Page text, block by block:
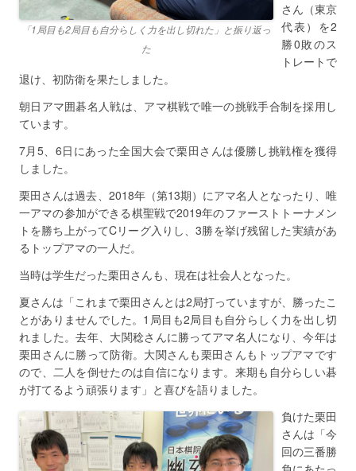
「1局目も2局目も自分らしく力を出し切れた」と振り返っ
た
さん（東京
代表）を2
勝0敗のス
トレートで
退け、初防衛を果たしました。
朝日アマ囲碁名人戦は、アマ棋戦で唯一の挑戦手合制を採用し
ています。
7月5、6日にあった全国大会で栗田さんは優勝し挑戦権を獲得
しました。
栗田さんは過去、2018年（第13期）にアマ名人となったり、唯
一アマの参加ができる棋聖戦で2019年のファーストトーナメン
トを勝ち上がってCリーグ入りし、3勝を挙げ残留した実績があ
るトップアマの一人だ。
当時は学生だった栗田さんも、現在は社会人となった。
夏さんは「これまで栗田さんとは2局打っていますが、勝ったこ
とがありませんでした。1局目も2局目も自分らしく力を出し切
れました。去年、大関稔さんに勝ってアマ名人になり、今年は
栗田さんに勝って防衛。大関さんも栗田さんもトップアマです
ので、二人を倒せたのは自信になります。来期も自分らしい碁
が打てるよう頑張ります」と喜びを語りました。
負けた栗田
さんは「今
回の三番勝